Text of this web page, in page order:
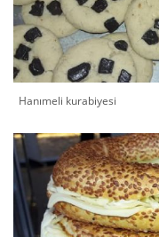
Hanımeli kurabiyesi